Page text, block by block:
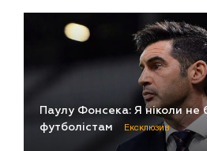
Паулу Фонсека: Я ніколи не
футболістам
Ексклюзив